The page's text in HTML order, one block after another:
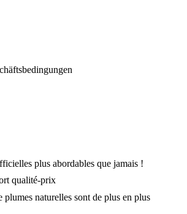
plus abordables que jamais !
qualité-prix
plumes naturelles sont de plus en plus